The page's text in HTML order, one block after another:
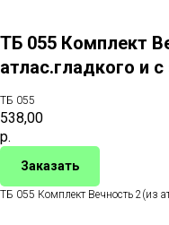
ТБ 055 Комплект
атлас.гладкого и
ТБ 055
538,00
р.
Заказать
ТБ 055 Комплект Вечность 2(из